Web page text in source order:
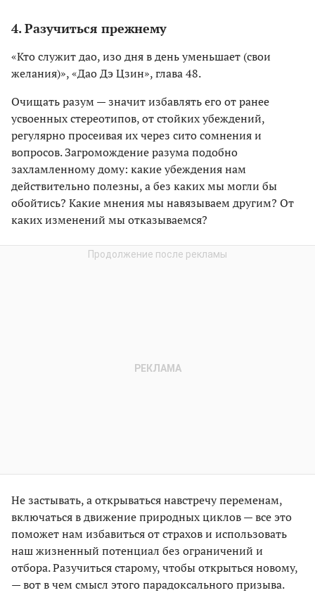
4. Разучиться прежнему
«Кто служит дао, изо дня в день уменьшает (свои
желания)», «Дао Дэ Цзин», глава 48.
Очищать разум — значит избавлять его от ранее
усвоенных стереотипов, от стойких убеждений,
регулярно просеивая их через сито сомнения и
вопросов. Загромождение разума подобно
захламленному дому: какие убеждения нам
действительно полезны, а без каких мы могли бы
обойтись? Какие мнения мы навязываем другим? От
каких изменений мы отказываемся?
Не застывать, а открываться навстречу переменам,
включаться в движение природных циклов — все это
поможет нам избавиться от страхов и использовать
наш жизненный потенциал без ограничений и
отбора. Разучиться старому, чтобы открыться новому,
— вот в чем смысл этого парадоксального призыва.